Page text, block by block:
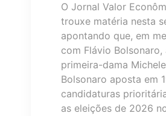
O Jornal Valor
trouxe matéria nesta
apontando que, em
com Flávio Bolsonaro,
primeira-dama Michele
Bolsonaro aposta em
candidaturas
as eleições de 2026